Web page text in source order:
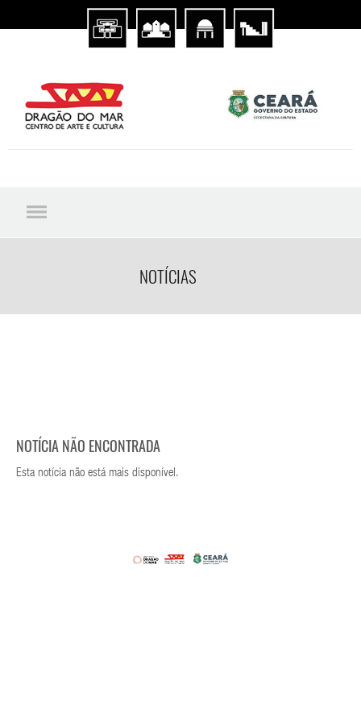
NOTÍCIAS
NOTÍCIA NÃO ENCONTRADA
Esta notícia não está mais disponível.